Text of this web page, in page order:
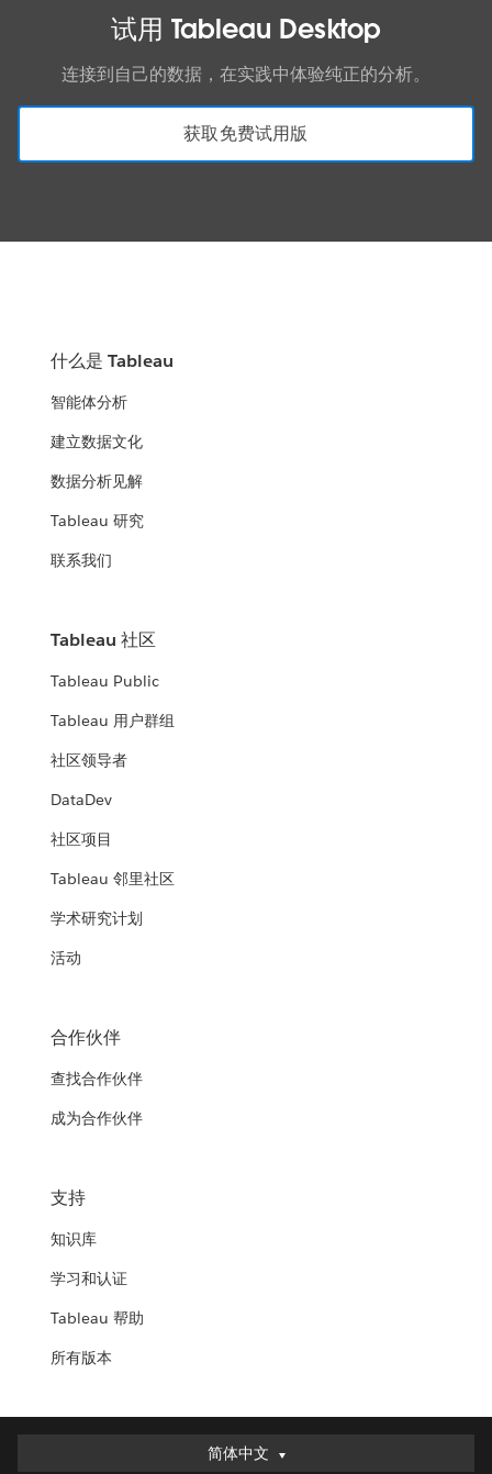
试用 Tableau Desktop
连接到自己的数据，在实践中体验纯正的分析。
获取免费试用版
什么是 Tableau
智能体分析
建立数据文化
数据分析见解
Tableau 研究
联系我们
Tableau 社区
Tableau Public
Tableau 用户群组
社区领导者
DataDev
社区项目
Tableau 邻里社区
学术研究计划
活动
合作伙伴
查找合作伙伴
成为合作伙伴
支持
知识库
学习和认证
Tableau 帮助
所有版本
简体中文
简体中文